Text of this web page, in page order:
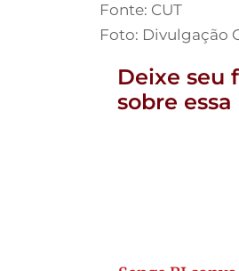
Fonte: CUT
Foto: Divulgação
Deixe seu
sobre